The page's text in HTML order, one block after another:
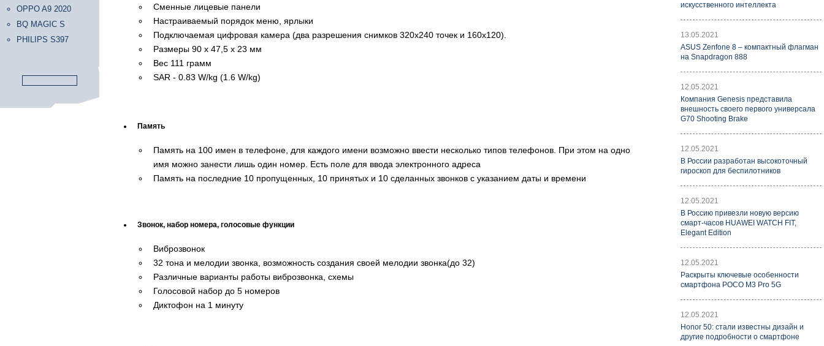
OPPO A9 2020
BQ MAGIC S
PHILIPS S397
Сменные лицевые панели
Настраиваемый порядок меню, ярлыки
Подключаемая цифровая камера (два разрешения снимков 320х240 точек и 160х120).
Размеры 90 х 47,5 х 23 мм
Вес 111 грамм
SAR - 0.83 W/kg (1.6 W/kg)
Память
Память на 100 имен в телефоне, для каждого имени возможно ввести несколько типов телефонов. При этом на одно
имя можно занести лишь один номер. Есть поле для ввода электронного адреса
Память на последние 10 пропущенных, 10 принятых и 10 сделанных звонков с указанием даты и времени
Звонок, набор номера, голосовые функции
Виброзвонок
32 тона и мелодии звонка, возможность создания своей мелодии звонка(до 32)
Различные варианты работы виброзвонка, схемы
Голосовой набор до 5 номеров
Диктофон на 1 минуту
искусственного интеллекта
13.05.2021
ASUS Zenfone 8 – компактный флагман
на Snapdragon 888
12.05.2021
Компания Genesis представила
внешность своего первого универсала
G70 Shooting Brake
12.05.2021
В России разработан высокоточный
гироскоп для беспилотников
12.05.2021
В Россию привезли новую версию
смарт-часов HUAWEI WATCH FIT,
Elegant Edition
12.05.2021
Раскрыты ключевые особенности
смартфона POCO M3 Pro 5G
12.05.2021
Honor 50: стали известны дизайн и
другие подробности о смартфоне